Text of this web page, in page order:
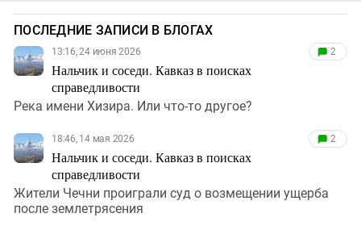
ПОСЛЕДНИЕ ЗАПИСИ В БЛОГАХ
13:16, 24 июня 2026
Нальчик и соседи. Кавказ в поисках
справедливости
2
Река имени Хизира. Или что-то другое?
18:46, 14 мая 2026
Нальчик и соседи. Кавказ в поисках
справедливости
2
Жители Чечни проиграли суд о возмещении ущерба
после землетрясения